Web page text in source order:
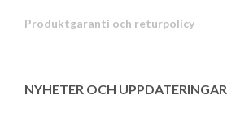
Produktgaranti och returpolicy
NYHETER OCH UPPDATERINGAR